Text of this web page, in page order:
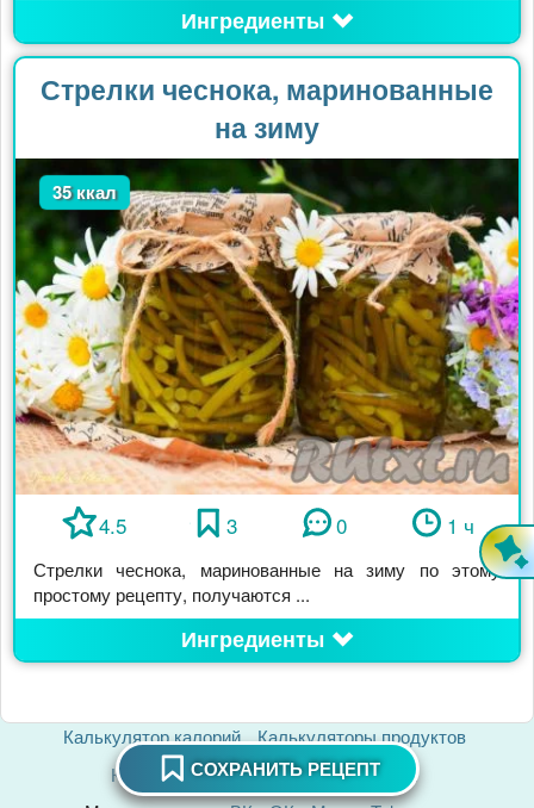
Ингредиенты
Стрелки чеснока, маринованные
на зиму
35 ккал
4.5 3 0 1 ч
Стрелки чеснока, маринованные на зиму по этому
простому рецепту, получаются ...
Ингредиенты
Калькулятор калорий
Калькуляторы продуктов
Контакты
О сайте
Наши кулинары
СОХРАНИТЬ РЕЦЕПТ